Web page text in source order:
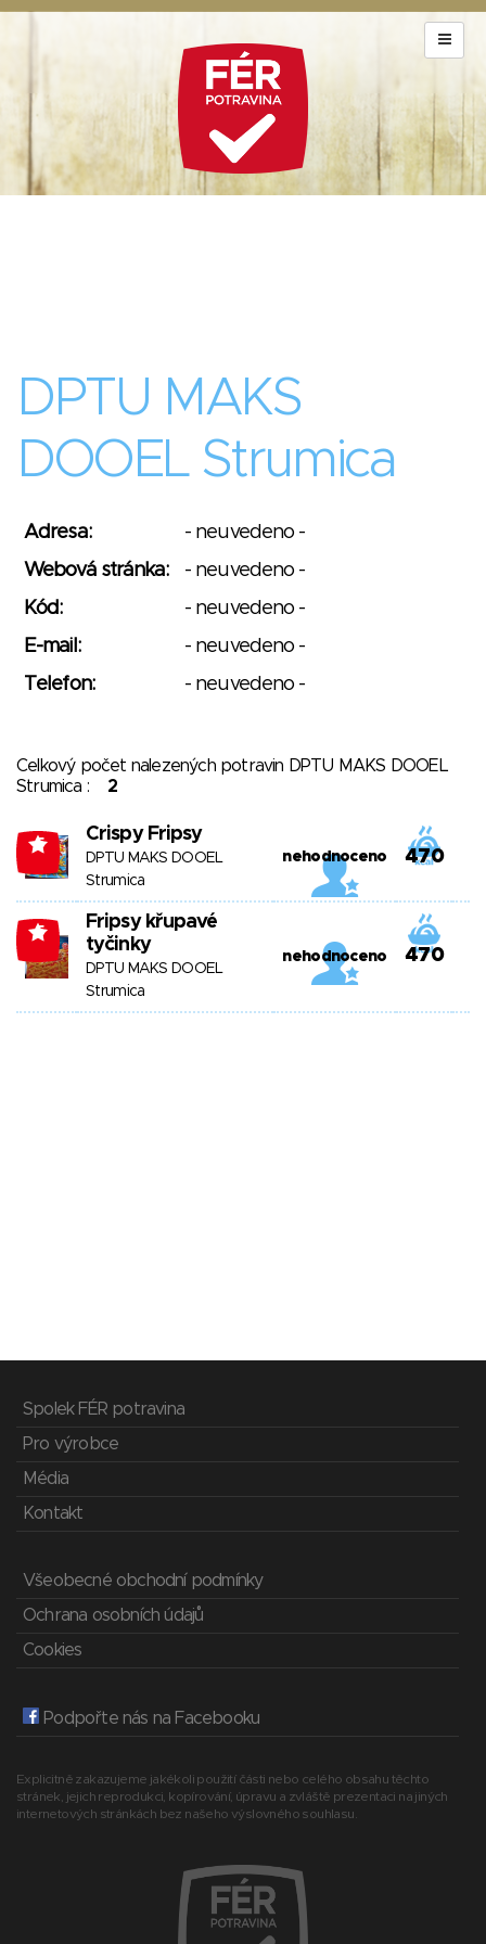
DPTU MAKS
DOOEL Strumica
Adresa:
- neuvedeno -
Webová stránka:
- neuvedeno -
Kód:
- neuvedeno -
E-mail:
- neuvedeno -
Telefon:
- neuvedeno -
Celkový počet nalezených potravin DPTU MAKS DOOEL
Strumica : 2
-5 Crispy Fripsy
DPTU MAKS DOOEL
Strumica
nehodnoceno 470
-5
Fripsy křupavé
tyčinky
DPTU MAKS DOOEL
Strumica
nehodnoceno 470
Spolek FÉR potravina
Pro výrobce
Média
Kontakt
Všeobecné obchodní podmínky
Ochrana osobních údajů
Cookies
Podpořte nás na Facebooku
Explicitně zakazujeme jakékoli použití části nebo celého obsahu těchto
stránek, jejich reprodukci, kopírování, úpravu a zvláště prezentaci na jiných
internetových stránkách bez našeho výslovného souhlasu.